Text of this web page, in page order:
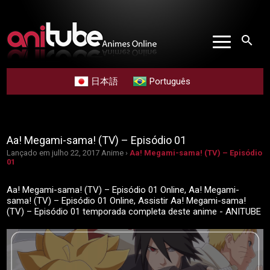
search
日本語 Português
Aa! Megami-sama! (TV) – Episódio 01
Lançado em julho 22, 2017 Anime ›Aa! Megami-sama! (TV) – Episódio
01
Aa! Megami-sama! (TV) – Episódio 01 Online, Aa! Megami-
sama! (TV) – Episódio 01 Online, Assistir Aa! Megami-sama!
(TV) – Episódio 01 temporada completa deste anime - ANITUBE